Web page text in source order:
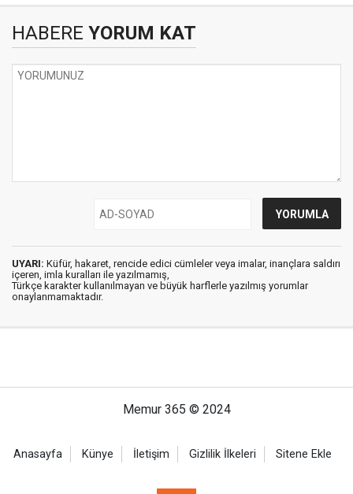
HABERE YORUM KAT
UYARI: Küfür, hakaret, rencide edici cümleler veya imalar, inançlara saldırı
içeren, imla kuralları ile yazılmamış,
Türkçe karakter kullanılmayan ve büyük harflerle yazılmış yorumlar
onaylanmamaktadır.
Memur 365 © 2024
Anasayfa Künye İletişim Gizlilik İlkeleri Sitene Ekle